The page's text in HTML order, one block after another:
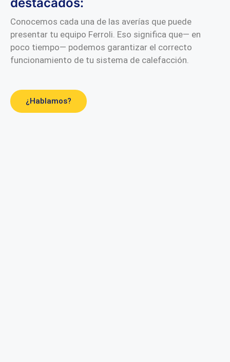
Conocemos cada una de las averías que puede
presentar tu equipo Ferroli. Eso significa que— en
poco tiempo— podemos garantizar el correcto
funcionamiento de tu sistema de calefacción.
¿Hablamos?